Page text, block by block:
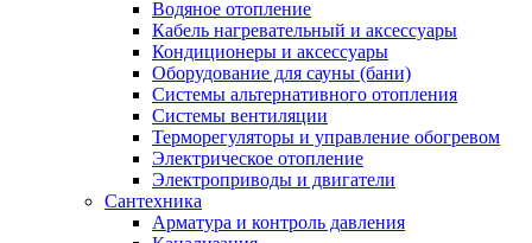
Водяное отопление
Кабель нагревательный и аксессуары
Кондиционеры и аксессуары
Оборудование для сауны (бани)
Системы альтернативного отопления
Системы вентиляции
Терморегуляторы и управление обогревом
Электрическое отопление
Электроприводы и двигатели
Сантехника
Арматура и контроль давления